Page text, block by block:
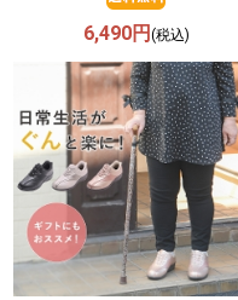
6,490円(税込)